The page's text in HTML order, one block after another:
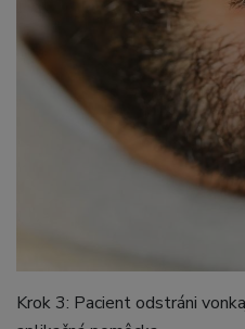
Krok 3: Pacient odstráni